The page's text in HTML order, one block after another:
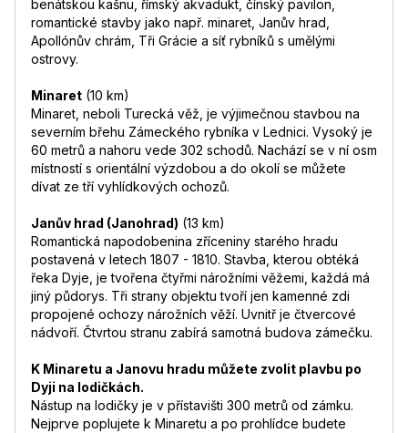
benátskou kašnu, římský akvadukt, čínský pavilon,
romantické stavby jako např. minaret, Janův hrad,
Apollónův chrám, Tři Grácie a síť rybníků s umělými
ostrovy.
Minaret (10 km)
Minaret, neboli Turecká věž, je výjimečnou stavbou na
severním břehu Zámeckého rybníka v Lednici. Vysoký je
60 metrů a nahoru vede 302 schodů. Nachází se v ní osm
místností s orientální výzdobou a do okolí se můžete
dívat ze tří vyhlídkových ochozů.
Janův hrad (Janohrad) (13 km)
Romantická napodobenina zříceniny starého hradu
postavená v letech 1807 - 1810. Stavba, kterou obtéká
řeka Dyje, je tvořena čtyřmi nárožními věžemi, každá má
jiný půdorys. Tři strany objektu tvoří jen kamenné zdi
propojené ochozy nárožních věží. Uvnitř je čtvercové
nádvoří. Čtvrtou stranu zabírá samotná budova zámečku.
K Minaretu a Janovu hradu můžete zvolit plavbu po
Dyji na lodičkách.
Nástup na lodičky je v přístavišti 300 metrů od zámku.
Nejprve poplujete k Minaretu a po prohlídce budete